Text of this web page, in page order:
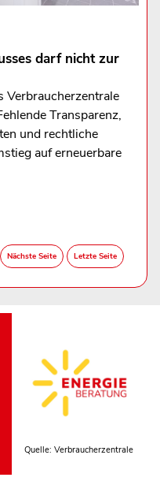
darf nicht zur
Verbraucherzentrale
Transparenz,
und rechtliche
auf erneuerbare
Quelle: Verbraucherzentrale